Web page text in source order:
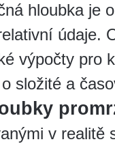
hloubka je
údaje.
výpočty pro
složité a
v realitě